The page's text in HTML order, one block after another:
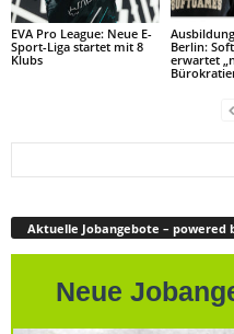
EVA Pro League: Neue E-
Sport-Liga startet mit 8
Klubs
Berlin:
erwartet
Aktuelle Jobangebote – powered